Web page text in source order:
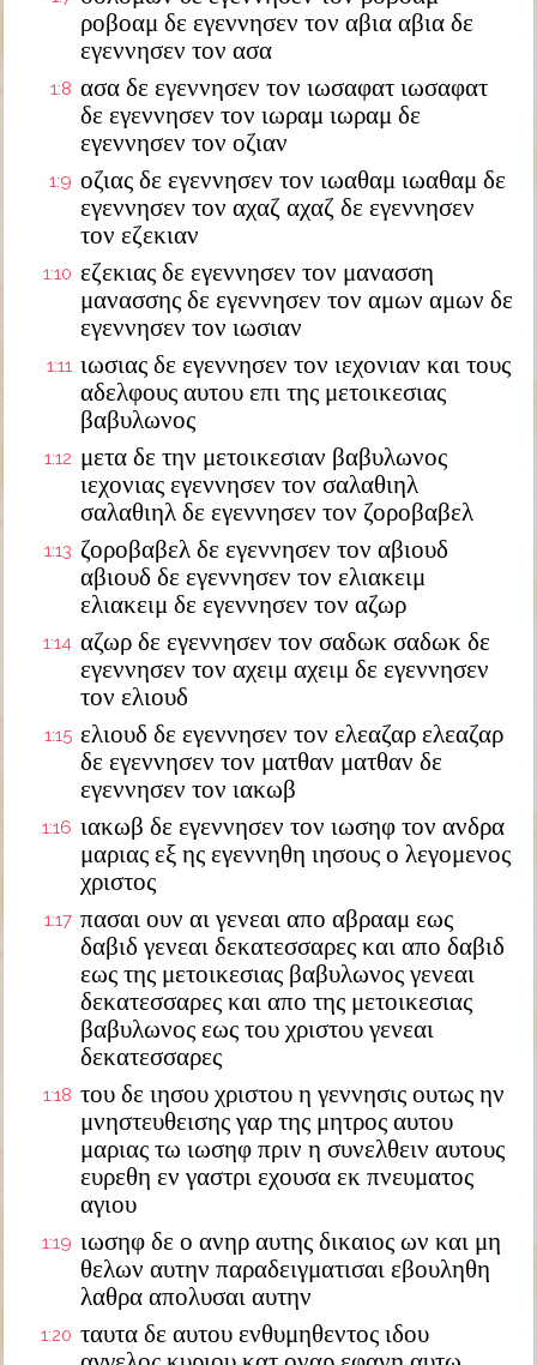
ροβοαμ δε εγεννησεν τον αβια αβια δε
εγεννησεν τον ασα
1:8 ασα δε εγεννησεν τον ιωσαφατ ιωσαφατ
δε εγεννησεν τον ιωραμ ιωραμ δε
εγεννησεν τον οζιαν
1:9 οζιας δε εγεννησεν τον ιωαθαμ ιωαθαμ δε
εγεννησεν τον αχαζ αχαζ δε εγεννησεν
τον εζεκιαν
1:10 εζεκιας δε εγεννησεν τον μανασση
μανασσης δε εγεννησεν τον αμων αμων δε
εγεννησεν τον ιωσιαν
1:11 ιωσιας δε εγεννησεν τον ιεχονιαν και τους
αδελφους αυτου επι της μετοικεσιας
βαβυλωνος
1:12 μετα δε την μετοικεσιαν βαβυλωνος
ιεχονιας εγεννησεν τον σαλαθιηλ
σαλαθιηλ δε εγεννησεν τον ζοροβαβελ
1:13 ζοροβαβελ δε εγεννησεν τον αβιουδ
αβιουδ δε εγεννησεν τον ελιακειμ
ελιακειμ δε εγεννησεν τον αζωρ
1:14 αζωρ δε εγεννησεν τον σαδωκ σαδωκ δε
εγεννησεν τον αχειμ αχειμ δε εγεννησεν
τον ελιουδ
1:15 ελιουδ δε εγεννησεν τον ελεαζαρ ελεαζαρ
δε εγεννησεν τον ματθαν ματθαν δε
εγεννησεν τον ιακωβ
1:16 ιακωβ δε εγεννησεν τον ιωσηφ τον ανδρα
μαριας εξ ης εγεννηθη ιησους ο λεγομενος
χριστος
1:17 πασαι ουν αι γενεαι απο αβρααμ εως
δαβιδ γενεαι δεκατεσσαρες και απο δαβιδ
εως της μετοικεσιας βαβυλωνος γενεαι
δεκατεσσαρες και απο της μετοικεσιας
βαβυλωνος εως του χριστου γενεαι
δεκατεσσαρες
1:18 του δε ιησου χριστου η γεννησις ουτως ην
μνηστευθεισης γαρ της μητρος αυτου
μαριας τω ιωσηφ πριν η συνελθειν αυτους
ευρεθη εν γαστρι εχουσα εκ πνευματος
αγιου
1:19 ιωσηφ δε ο ανηρ αυτης δικαιος ων και μη
θελων αυτην παραδειγματισαι εβουληθη
λαθρα απολυσαι αυτην
1:20 ταυτα δε αυτου ενθυμηθεντος ιδου